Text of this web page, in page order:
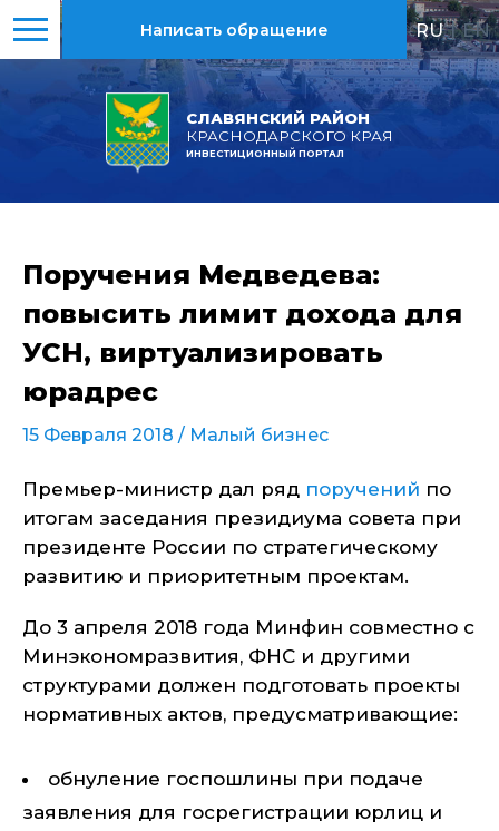
СЛАВЯНСКИЙ РАЙОН
КРАСНОДАРСКОГО КРАЯ
ИНВЕСТИЦИОННЫЙ ПОРТАЛ
Написать обращение RU | EN
Поручения Медведева:
повысить лимит дохода для
УСН, виртуализировать
юрадрес
15 Февраля 2018 / Малый бизнес
Премьер-министр дал ряд поручений по
итогам заседания президиума совета при
президенте России по стратегическому
развитию и приоритетным проектам.
До 3 апреля 2018 года Минфин совместно с
Минэкономразвития, ФНС и другими
структурами должен подготовать проекты
нормативных актов, предусматривающие:
обнуление госпошлины при подаче
заявления для госрегистрации юрлиц и